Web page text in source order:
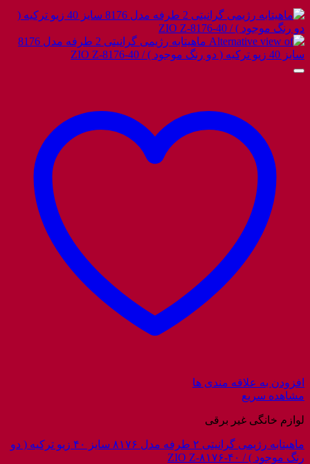
افزودن به علاقه مندی ها
مشاهده سریع
لوازم خانگی غیر برقی
ماهیتابه رژیمی گرانیتی ۲ طرفه مدل ۸۱۷۶ سایز ۴۰ زیو ترکیه ( دو
رنگ موجود ) / ZIO Z-۸۱۷۶-۴۰